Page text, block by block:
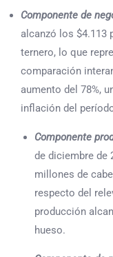
Componente de
alcanzó los $4.113
ternero, lo que
comparación
aumento del 78%,
inflación del
Componente
de diciembre de
millones de
respecto del
producción
hueso.